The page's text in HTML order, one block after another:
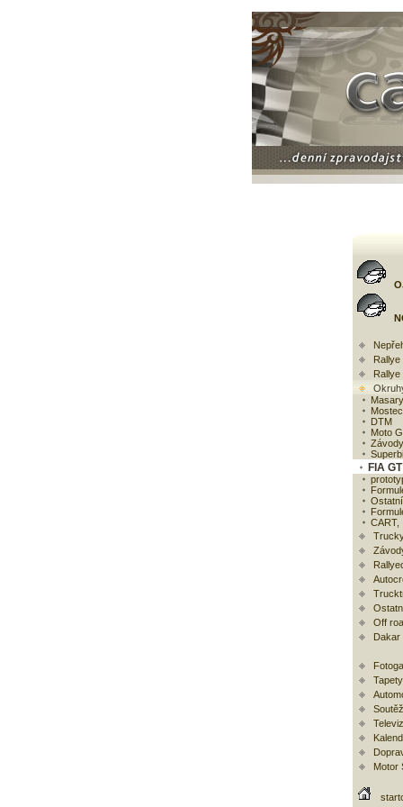
Rallye
Rallye
DTM
Moto
FIA GT
Ostatní
CART,
Off
Dakar
Motor